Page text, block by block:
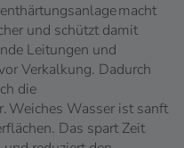
macht
und schützt damit
Leitungen und
Verkalkung. Dadurch
die
Weiches Wasser ist sanft
Das spart Zeit